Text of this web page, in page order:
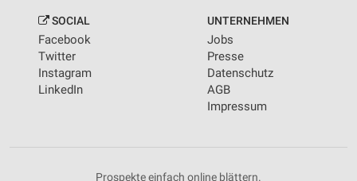
SOCIAL
Facebook
Twitter
Instagram
LinkedIn
UNTERNEHMEN
Jobs
Presse
Datenschutz
AGB
Impressum
Prospekte einfach online blättern.